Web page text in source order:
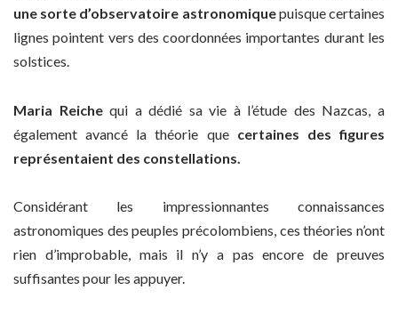
une sorte d’observatoire astronomiquepuisque certaines
lignes pointent vers des coordonnées importantes durant les
solstices.
Maria Reichequi a dédié sa vie à l’étude des Nazcas, a
également avancé la théorie que certaines des figures
représentaient des constellations.
Considérant les impressionnantes connaissances
astronomiques des peuples précolombiens, ces théories n’ont
rien d’improbable, mais il n’y a pas encore de preuves
suffisantes pour les appuyer.